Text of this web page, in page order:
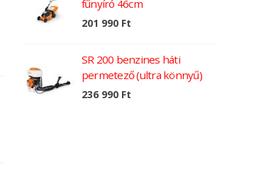
fűnyíró 46cm
201 990 Ft
SR 200 benzines háti
permetező (ultra könnyű)
236 990 Ft